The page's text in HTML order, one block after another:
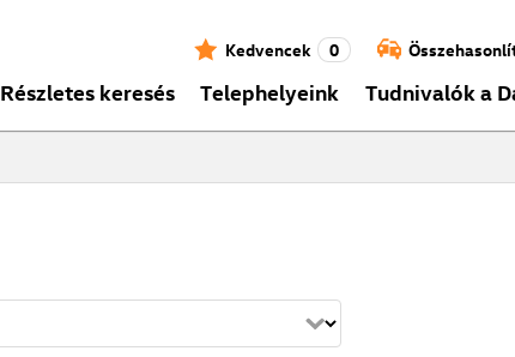
Kedvencek 0
Részletes keresés Telephelyeink Tudnivalók a